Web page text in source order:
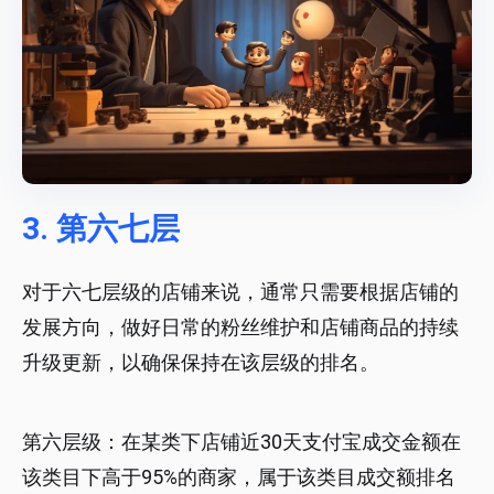
3. 第六七层
对于六七层级的店铺来说，通常只需要根据店铺的
发展方向，做好日常的粉丝维护和店铺商品的持续
升级更新，以确保保持在该层级的排名。
第六层级：在某类下店铺近30天支付宝成交金额在
该类目下高于95%的商家，属于该类目成交额排名